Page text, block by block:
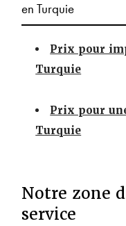
en Turquie
Prix pour
Turquie
Prix pour
Turquie
Notre zone
service